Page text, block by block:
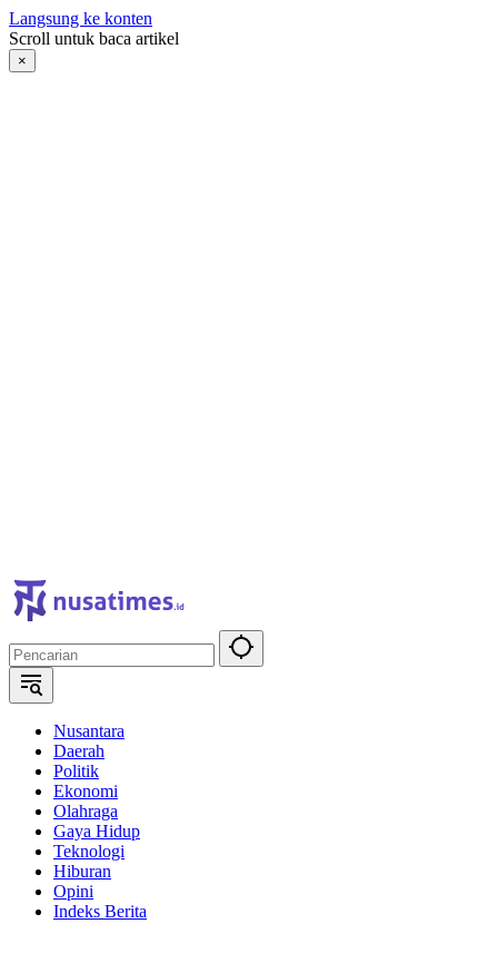
Langsung ke konten
Scroll untuk baca artikel
×
Nusantara
Daerah
Politik
Ekonomi
Olahraga
Gaya Hidup
Teknologi
Hiburan
Opini
Indeks Berita